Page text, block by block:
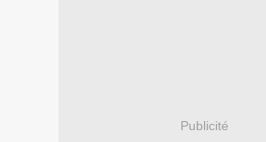
Publicité